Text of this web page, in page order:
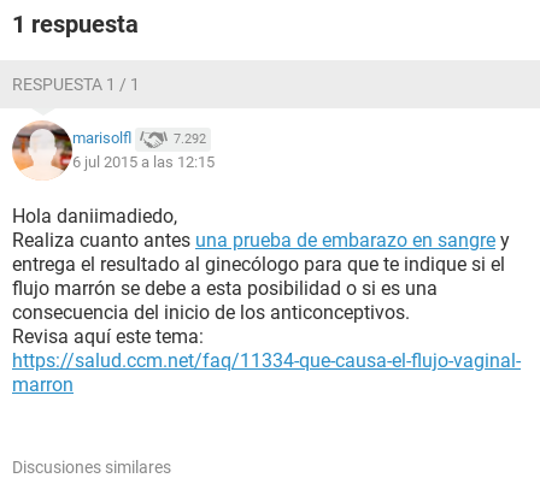
1 respuesta
RESPUESTA 1 / 1
marisolfl 7.292
6 jul 2015 a las 12:15
Hola daniimadiedo,
Realiza cuanto antes una prueba de embarazo en sangre y
entrega el resultado al ginecólogo para que te indique si el
flujo marrón se debe a esta posibilidad o si es una
consecuencia del inicio de los anticonceptivos.
Revisa aquí este tema:
https://salud.ccm.net/faq/11334-que-causa-el-flujo-vaginal-
marron
Discusiones similares